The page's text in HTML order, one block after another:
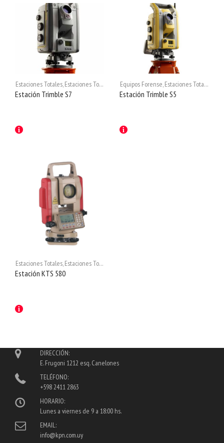
Estaciones Totales,Estaciones Totales Ingeniería
Estación Trimble S7
Equipos Forense,Estaciones Totales
Estación Trimble S5
Estaciones Totales,Estaciones Totales
Estación KTS 580
DIRECCIÓN:
E. Frugoni 1212 esq. Canelones
TELÉFONO:
+598 2411 2863
HORARIO:
Lunes a viernes de 9 a 18:00 hs.
EMAIL:
info@kpn.com.uy